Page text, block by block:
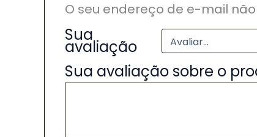
O seu endereço de e-mail
Sua
avaliação
Sua avaliação sobre o